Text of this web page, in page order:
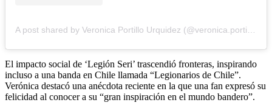
El impacto social de ‘Legión Seri’ trascendió fronteras, inspirando
incluso a una banda en Chile llamada “Legionarios de Chile”.
Verónica destacó una anécdota reciente en la que una fan expresó su
felicidad al conocer a su “gran inspiración en el mundo bandero”.